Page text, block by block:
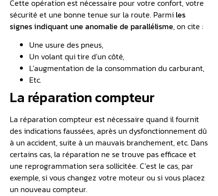
Cette opération est nécessaire pour votre confort, votre
sécurité et une bonne tenue sur la route. Parmi les
signes indiquant une anomalie de parallélisme, on cite :
Une usure des pneus,
Un volant qui tire d’un côté,
L’augmentation de la consommation du carburant,
Etc.
La réparation compteur
La réparation compteur est nécessaire quand il fournit
des indications faussées, après un dysfonctionnement dû
à un accident, suite à un mauvais branchement, etc. Dans
certains cas, la réparation ne se trouve pas efficace et
une reprogrammation sera sollicitée. C’est le cas, par
exemple, si vous changez votre moteur ou si vous placez
un nouveau compteur.